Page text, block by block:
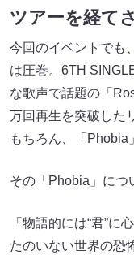
ツアーを経て
今回のイベントでも
は圧巻。6TH
な歌声で話題の「
万回再生を突破した
もちろん、「Phobia
その「Phobia」につ
「物語的には“君”
たのいない世界の恐